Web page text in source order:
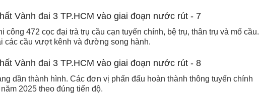
472 cọc đại trà trụ cầu cạn tuyến chính, bệ trụ, thân trụ và mố cầu.
các cầu vượt kênh và đường song hành.
dần thành hình. Các đơn vị phấn đấu hoàn thành thông tuyến chính
2025 theo đúng tiến độ.